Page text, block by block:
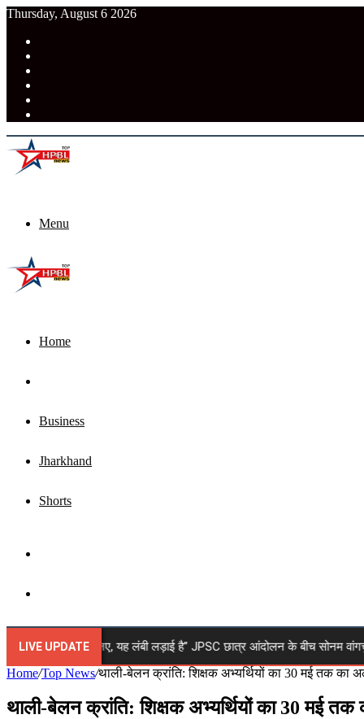
Thursday, August 6 2026
Menu
Home
Business
Jharkhand
Shorts
for
LIVE UPDATE
: “पानी पी लीजिए, यह लंबी लड़ाई है” JPSC छात्र आंदोलन के बीच सोनम वांगचुक
Home/Top News/थाली-बेलन क्रांति: शिक्षक अभ्यर्थियों का 30 मई तक का
थाली-बेलन क्रांति: शिक्षक अभ्यर्थियों का 30 मई